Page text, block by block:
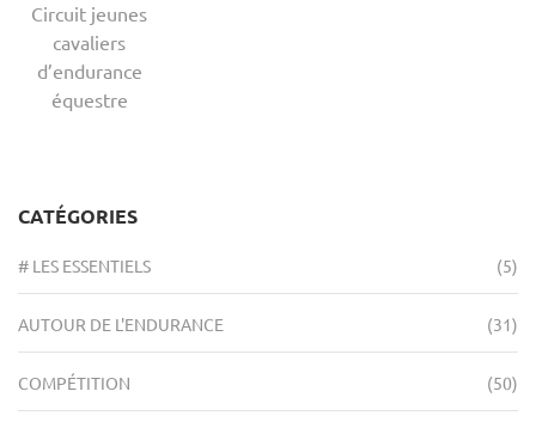
Circuit jeunes
cavaliers
d’endurance
équestre
CATÉGORIES
# LES ESSENTIELS (5)
AUTOUR DE L'ENDURANCE (31)
COMPÉTITION (50)